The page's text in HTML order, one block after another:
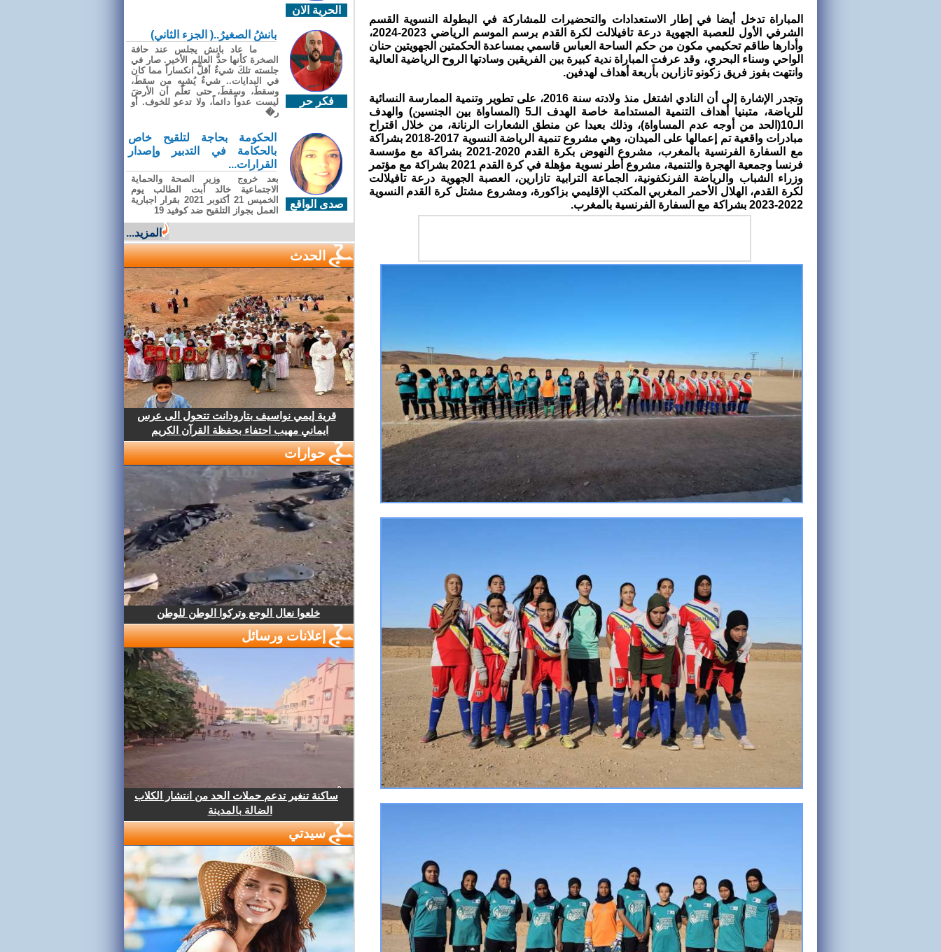
المباراة تدخل أيضا في إطار الاستعدادات والتحضيرات للمشاركة في البطولة النسوية القسم
الشرفي الأول للعصبة الجهوية درعة تافيلالت لكرة القدم برسم الموسم الرياضي 2023-2024،
وأدارها طاقم تحكيمي مكون من حكم الساحة العباس قاسمي بمساعدة الحكمتين الجهويتين حنان
الواحي وسناء البحري، وقد عرفت المباراة ندية كبيرة بين الفريقين وسادتها الروح الرياضية العالية
وانتهت بفوز فريق زكونو تازارين بأربعة أهداف لهدفين.
وتجدر الإشارة إلى أن النادي اشتغل منذ ولادته سنة 2016، على تطوير وتنمية الممارسة النسائية
للرياضة، متبنيا أهداف التنمية المستدامة خاصة الهدف الـ5 (المساواة بين الجنسين) والهدف
الـ10(الحد من أوجه عدم المساواة)، وذلك بعيدا عن منطق الشعارات الرنانة، من خلال اقتراح
مبادرات واقعية تم إعمالها على الميدان، وهي مشروع تنمية الرياضة النسوية 2017-2018 بشراكة
مع السفارة الفرنسية بالمغرب، مشروع النهوض بكرة القدم 2020-2021 بشراكة مع مؤسسة
فرنسا وجمعية الهجرة والتنمية، مشروع أطر نسوية مؤهلة في كرة القدم 2021 بشراكة مع مؤتمر
وزراء الشباب والرياضة الفرنكفونية، الجماعة الترابية تازارين، العصبة الجهوية درعة تافيلالت
لكرة القدم، الهلال الأحمر المغربي المكتب الإقليمي بزاكورة، ومشروع مشتل كرة القدم النسوية
2022-2023 بشراكة مع السفارة الفرنسية بالمغرب.
الحرية الان
فكر حر
بانشُ الصغيرُ..( الجزء الثاني)
ما عاد بانش يجلس عند حافة
الصخرة كأنها حدُّ العالم الأخير. صار في
جلسته تلكَ شيءٌ أقلُّ انكساراً مما كان
في البدايات.. شيءٌ يُشبِه من سقطَ،
وسقطَ، وسقطَ، حتى تعلّم أن الأرضَ
ليست عدواً دائماً، ولا تدعو للخوف. أو
ر�
صدى الواقع
الحكومة بحاجة لتلقيح خاص
بالحكامة في التدبير وإصدار
القرارات...
بعد خروج وزير الصحة والحماية
الاجتماعية خالد أبت الطالب يوم
الخميس 21 أكتوبر 2021 بقرار اجبارية
العمل بجواز التلقيح ضد كوفيد 19
المزيد...
الحدث
قرية إيمي نواسيف بتارودانت تتحول الى عرس
ايماني مهيب احتفاء بحفظة القرآن الكريم
حوارات
خلعوا نعال الوجع وتركوا الوطن للوطن
إعلانات ورسائل
ساكنة تنغير تدعم حملات الحد من انتشار الكلاب
الضالة بالمدينة
سيدتي